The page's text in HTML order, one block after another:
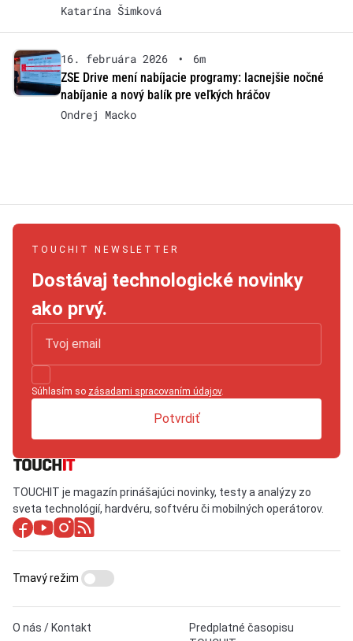
Katarína Šimková
16. februára 2026 •
6m
ZSE Drive mení nabíjacie programy: lacnejšie nočné
nabíjanie a nový balík pre veľkých hráčov
Ondrej Macko
TOUCHIT NEWSLETTER
Dostávaj technologické novinky
ako prvý.
Súhlasím so zásadami spracovaním údajov.
Potvrdiť
TOUCHIT je magazín prinášajúci novinky, testy a analýzy zo
sveta technológií, hardvéru, softvéru či mobilných operátorov.
O nás / Kontakt
Predplatné časopisu
Tmavý režim